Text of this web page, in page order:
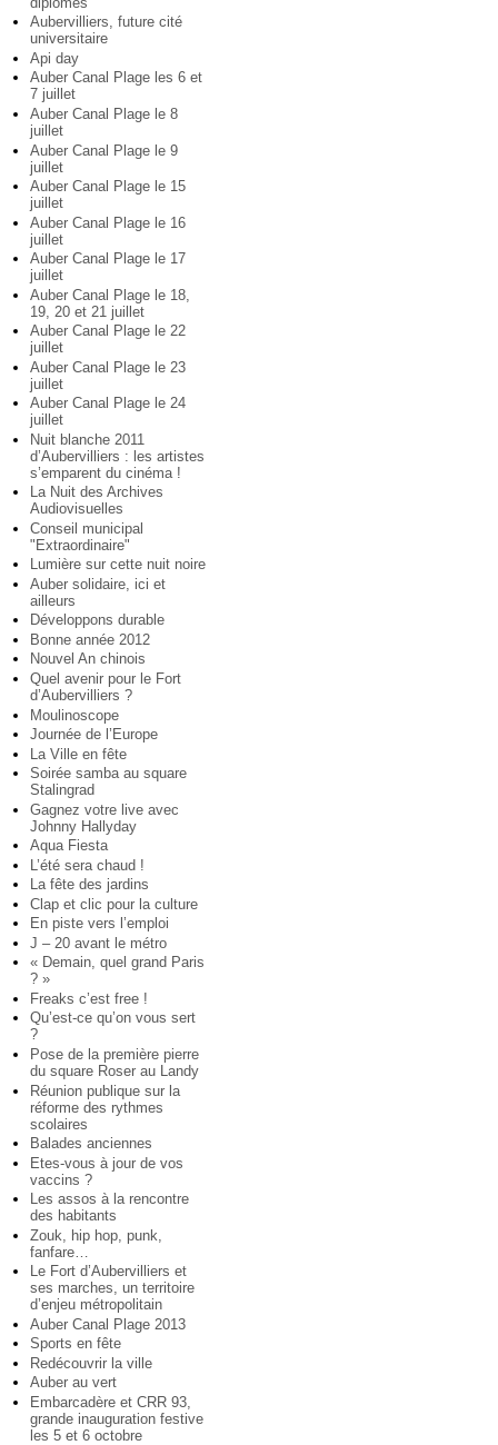
Aubervilliers, future cité
universitaire
Api day
Auber Canal Plage les 6 et
7 juillet
Auber Canal Plage le 8
juillet
Auber Canal Plage le 9
juillet
Auber Canal Plage le 15
juillet
Auber Canal Plage le 16
juillet
Auber Canal Plage le 17
juillet
Auber Canal Plage le 18,
19, 20 et 21 juillet
Auber Canal Plage le 22
juillet
Auber Canal Plage le 23
juillet
Auber Canal Plage le 24
juillet
Nuit blanche 2011
d’Aubervilliers : les artistes
s’emparent du cinéma !
La Nuit des Archives
Audiovisuelles
Conseil municipal
"Extraordinaire"
Lumière sur cette nuit noire
Auber solidaire, ici et
ailleurs
Développons durable
Bonne année 2012
Nouvel An chinois
Quel avenir pour le Fort
d’Aubervilliers ?
Moulinoscope
Journée de l’Europe
La Ville en fête
Soirée samba au square
Stalingrad
Gagnez votre live avec
Johnny Hallyday
Aqua Fiesta
L’été sera chaud !
La fête des jardins
Clap et clic pour la culture
En piste vers l’emploi
J – 20 avant le métro
« Demain, quel grand Paris
? »
Freaks c’est free !
Qu’est-ce qu’on vous sert
?
Pose de la première pierre
du square Roser au Landy
Réunion publique sur la
réforme des rythmes
scolaires
Balades anciennes
Etes-vous à jour de vos
vaccins ?
Les assos à la rencontre
des habitants
Zouk, hip hop, punk,
fanfare…
Le Fort d’Aubervilliers et
ses marches, un territoire
d’enjeu métropolitain
Auber Canal Plage 2013
Sports en fête
Redécouvrir la ville
Auber au vert
Embarcadère et CRR 93,
grande inauguration festive
les 5 et 6 octobre